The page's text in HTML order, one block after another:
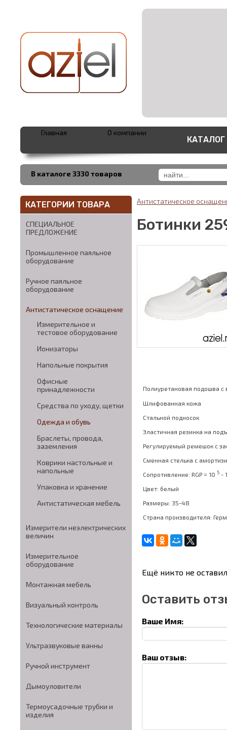
В каталоге 3330 товаров
Главная О компании
КАТАЛОГ
КАТЕГОРИИ ТОВАРА
СПЕЦИАЛЬНОЕ
ПРЕДЛОЖЕНИЕ
Промышленное паяльное
оборудование
Ручное паяльное
оборудование
Антистатическое оснащение
Измерительное и
тестовое оборудование
Ионизаторы
Напольные покрытия
Офисные
принадлежности
Средства по уходу, щетки
Одежда и обувь
Браслеты, провода,
заземления
Коврики настольные и
напольные
Упаковка и хранение
Антистатическая мебель
Измерители неэлектрических
величин
Измерительное
оборудование
Монтажная мебель
Визуальный контроль
Технологические материалы
Ультразвуковые ванны
Ручной инструмент
Дымоуловители
Термоусадочные трубки и
изделия
Антистатическое
Ботинки
Полиуретановая подошва с
Шлифованная кожа
Стальной подносок
Эластичная резинка на
Регулируемый ремешок с
Сменная стелька с
Сопротивление: RGP = 10 5 -
Цвет: белый
Размеры: 35-48
Страна производителя:
Ещё никто не
Оставить
Ваше Имя:
Ваш отзыв: